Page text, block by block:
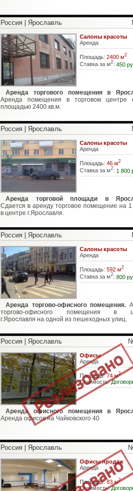
Россия | Ярославль
Салоны красоты
Аренда
Площадь: 2400 м2
Ставка за м2: 450
Аренда торгового помещения в
Аренда помещения в торговом центре
площадью 2400 кв.м.
Россия | Ярославль
Салоны красоты
Аренда
Площадь: 46 м2
Ставка за м2: 1 800
Аренда торговой площади в
Сдается в аренду торговое помещение на
в центре г.Ярославля.
Россия | Ярославль
Салоны красоты
Аренда
Площадь: 592 м2
Ставка за м2: 800
Аренда торгово-офисного помещения.
торгово-офисного помещения в
г.Ярославля на одной из пешеходных улиц.
Россия | Ярославль
Офисы
Аренда
Площадь:74 м2
Стоимость:
Аренда офисного помещения в
Аренда офисов на Чайковского 40
Россия | Ярославль
Офисы продаж
Аренда
Площадь:83 м2
Стоимость: